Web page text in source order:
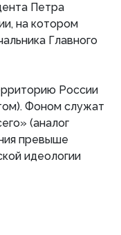
Петра
на котором
Главного
России
Фоном служат
(аналог
превыше
идеологии